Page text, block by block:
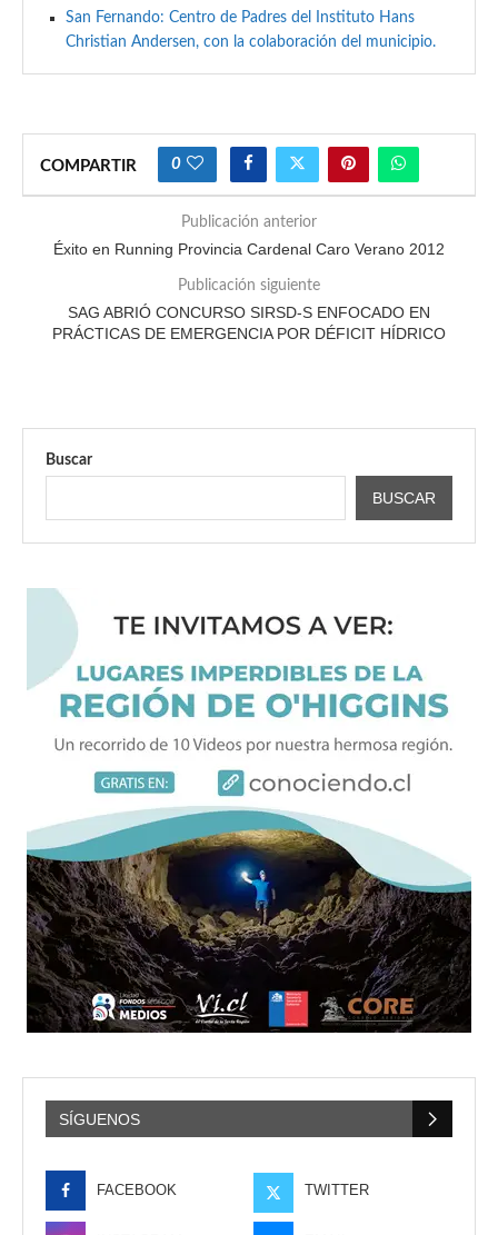
San Fernando: Centro de Padres del Instituto Hans
Christian Andersen, con la colaboración del municipio.
COMPARTIR 0
Publicación anterior
Éxito en Running Provincia Cardenal Caro Verano 2012
Publicación siguiente
SAG ABRIÓ CONCURSO SIRSD-S ENFOCADO EN
PRÁCTICAS DE EMERGENCIA POR DÉFICIT HÍDRICO
Buscar
BUSCAR
SÍGUENOS
FACEBOOK TWITTER